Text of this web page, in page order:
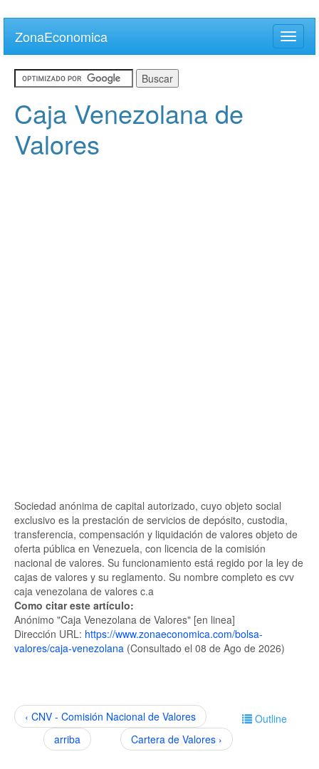
main
content
ZonaEconomica
Toggle
Caja Venezolana de
Valores
Sociedad anónima de capital autorizado, cuyo objeto social
exclusivo es la prestación de servicios de depósito, custodia,
transferencia, compensación y liquidación de valores objeto de
oferta pública en Venezuela, con licencia de la comisión
nacional de valores. Su funcionamiento está regido por la ley de
cajas de valores y su reglamento. Su nombre completo es cvv
caja venezolana de valores c.a
Como citar este artículo:
Anónimo "Caja Venezolana de Valores" [en linea]
Dirección URL: https://www.zonaeconomica.com/bolsa-
valores/caja-venezolana (Consultado el 08 de Ago de 2026)
Outline
‹ CNV - Comisión Nacional de Valores
arriba
Cartera de Valores ›